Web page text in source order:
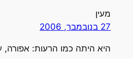
מעין
27 בנובמבר, 2006
היא היתה כמו הרעות: אפורה,